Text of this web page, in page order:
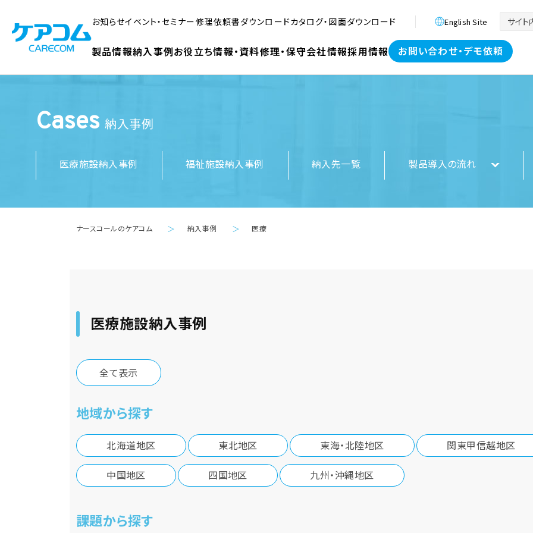
お知らせイベント・セミナー修理依頼書ダウンロードカタログ・図面ダウンロード English Site
製品情報納入事例お役立ち情報・資料修理・保守会社情報採用情報 お問い合わせ・デモ依頼
Cases 納入事例
医療施設納入事例 福祉施設納入事例 納入先一覧 製品導入の流れ
ナースコールのケアコム ＞ 納入事例 ＞ 医療
医療施設納入事例
全て表示
地域から探す
北海道地区 東北地区 東海・北陸地区 関東甲信越地区
中国地区 四国地区 九州・沖縄地区
課題から探す